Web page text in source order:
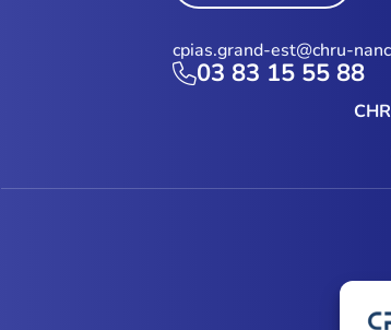
cpias.grand-est@chru-
03 83 15 55 88